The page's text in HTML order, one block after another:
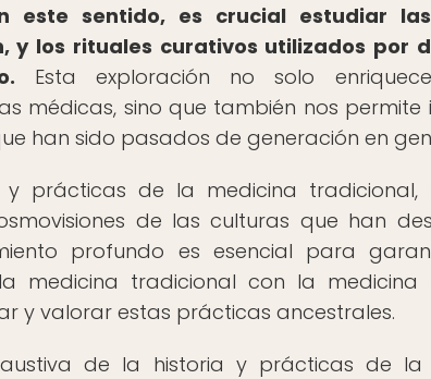
este sentido, es crucial estudiar
y los rituales curativos utilizados por
Esta exploración no solo
médicas, sino que también nos permite
han sido pasados de generación en
prácticas de la medicina tradicional,
de las culturas que han
profundo es esencial para
medicina tradicional con la medicina
y valorar estas prácticas ancestrales.
de la historia y prácticas de la